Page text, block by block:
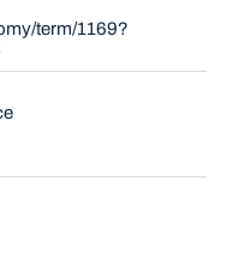
term/1169?